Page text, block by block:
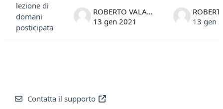
lezione di
domani
posticipata
ROBERTO VALANDRO
13 gen 2021
13 gen
Contatta il supporto